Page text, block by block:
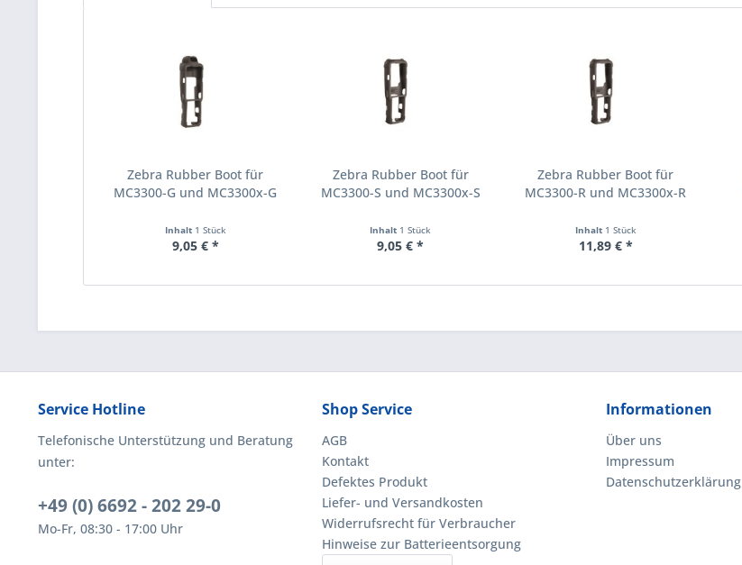
Zebra Rubber Boot für
MC3300-G und MC3300x-G
Inhalt 1 Stück
9,05 € *
Zebra Rubber Boot für
MC3300-S und MC3300x-S
Inhalt 1 Stück
9,05 € *
Zebra Rubber Boot für
MC3300-R und MC3300x-R
Inhalt 1 Stück
11,89 € *
Service Hotline
Telefonische Unterstützung und Beratung
unter:
+49 (0) 6692 - 202 29-0
Mo-Fr, 08:30 - 17:00 Uhr
Shop Service
AGB
Kontakt
Defektes Produkt
Liefer- und Versandkosten
Widerrufsrecht für Verbraucher
Hinweise zur Batterieentsorgung
Informationen
Über uns
Impressum
Datenschutzerklärung